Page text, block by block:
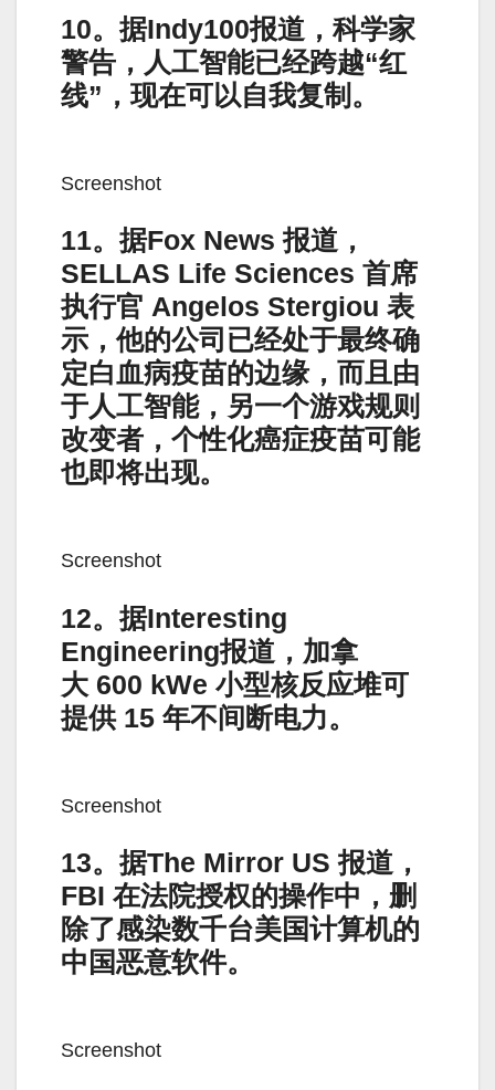
10。据Indy100报道，科学家
警告，人工智能已经跨越“红
线”，现在可以自我复制。
Screenshot
11。据Fox News 报道，
SELLAS Life Sciences 首席
执行官 Angelos Stergiou 表
示，他的公司已经处于最终确
定白血病疫苗的边缘，而且由
于人工智能，另一个游戏规则
改变者，个性化癌症疫苗可能
也即将出现。
Screenshot
12。据Interesting
Engineering报道，加拿
大 600 kWe 小型核反应堆可
提供 15 年不间断电力。
Screenshot
13。据The Mirror US 报道，
FBI 在法院授权的操作中，删
除了感染数千台美国计算机的
中国恶意软件。
Screenshot